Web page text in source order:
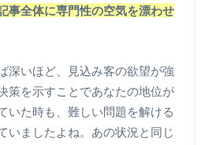
事全体に専門性の空気を漂わせ
深いほど、見込み客の欲望が強
策を示すことであなたの地位が
いた時も、難しい問題を解ける
いましたよね。あの状況と同じ